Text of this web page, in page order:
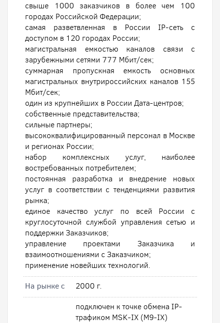
свыше 1000 заказчиков в более чем 100
городах Российской Федерации;
самая разветвленная в России IP-сеть с
доступом в 120 городах России;
магистральная емкостью каналов связи с
зарубежными сетями 777 Мбит/сек;
суммарная пропускная емкость основных
магистральных внутрироссийских каналов 155
Мбит/сек;
один из крупнейших в России Дата-центров;
собственные представительства;
сильные партнеры;
высококвалифицированный персонал в Москве
и регионах России;
набор комплексных услуг, наиболее
востребованных потребителем;
постоянная разработка и внедрение новых
услуг в соответствии с тенденциями развития
рынка;
единое качество услуг по всей России с
круглосуточной службой управления сетью и
поддержки Заказчиков;
управление проектами Заказчика и
взаимоотношениями с Заказчиком;
применение новейших технологий.
На рынке с
2000 г.
подключен к точке обмена IP-
трафиком MSK-IX (M9-IX)